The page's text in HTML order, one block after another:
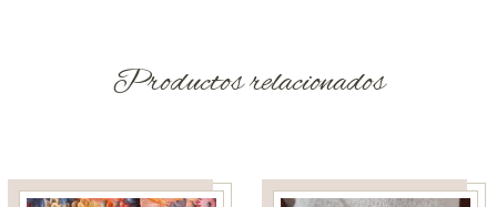
Productos relacionados